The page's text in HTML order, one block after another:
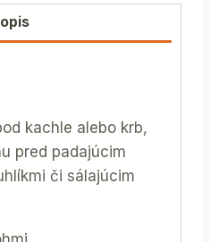
kachle alebo krb,
pred padajúcim
či sálajúcim